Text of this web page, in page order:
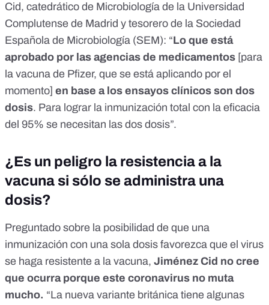
Cid, catedrático de Microbiología de la Universidad
Complutense de Madrid y tesorero de la Sociedad
Española de Microbiología (SEM): “Lo que está
aprobado por las agencias de medicamentos [para
la vacuna de Pfizer, que se está aplicando por el
momento] en base a los ensayos clínicos son dos
dosis. Para lograr la inmunización total con la eficacia
del 95% se necesitan las dos dosis”.
¿Es un peligro la resistencia a la
vacuna si sólo se administra una
dosis?
Preguntado sobre la posibilidad de que una
inmunización con una sola dosis favorezca que el virus
se haga resistente a la vacuna, Jiménez Cid no cree
que ocurra porque este coronavirus no muta
mucho. “La nueva variante británica tiene algunas